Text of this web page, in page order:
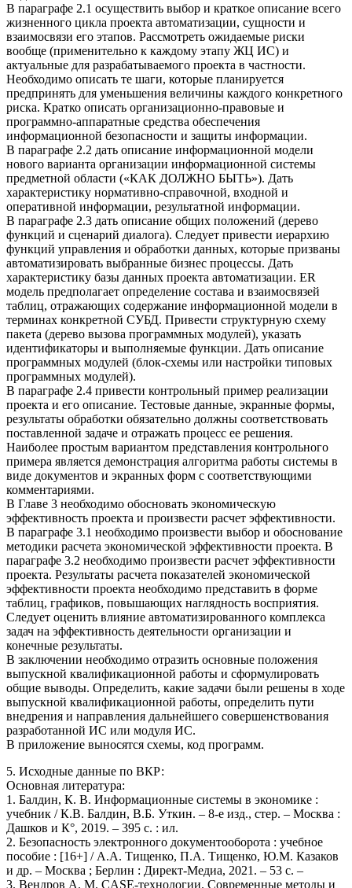
В параграфе 2.1 осуществить выбор и краткое описание всего
жизненного цикла проекта автоматизации, сущности и
взаимосвязи его этапов. Рассмотреть ожидаемые риски
вообще (применительно к каждому этапу ЖЦ ИС) и
актуальные для разрабатываемого проекта в частности.
Необходимо описать те шаги, которые планируется
предпринять для уменьшения величины каждого конкретного
риска. Кратко описать организационно-правовые и
программно-аппаратные средства обеспечения
информационной безопасности и защиты информации.
В параграфе 2.2 дать описание информационной модели
нового варианта организации информационной системы
предметной области («КАК ДОЛЖНО БЫТЬ»). Дать
характеристику нормативно-справочной, входной и
оперативной информации, результатной информации.
В параграфе 2.3 дать описание общих положений (дерево
функций и сценарий диалога). Следует привести иерархию
функций управления и обработки данных, которые призваны
автоматизировать выбранные бизнес процессы. Дать
характеристику базы данных проекта автоматизации. ER
модель предполагает определение состава и взаимосвязей
таблиц, отражающих содержание информационной модели в
терминах конкретной СУБД. Привести структурную схему
пакета (дерево вызова программных модулей), указать
идентификаторы и выполняемые функции. Дать описание
программных модулей (блок-схемы или настройки типовых
программных модулей).
В параграфе 2.4 привести контрольный пример реализации
проекта и его описание. Тестовые данные, экранные формы,
результаты обработки обязательно должны соответствовать
поставленной задаче и отражать процесс ее решения.
Наиболее простым вариантом представления контрольного
примера является демонстрация алгоритма работы системы в
виде документов и экранных форм с соответствующими
комментариями.
В Главе 3 необходимо обосновать экономическую
эффективность проекта и произвести расчет эффективности.
В параграфе 3.1 необходимо произвести выбор и обоснование
методики расчета экономической эффективности проекта. В
параграфе 3.2 необходимо произвести расчет эффективности
проекта. Результаты расчета показателей экономической
эффективности проекта необходимо представить в форме
таблиц, графиков, повышающих наглядность восприятия.
Следует оценить влияние автоматизированного комплекса
задач на эффективность деятельности организации и
конечные результаты.
В заключении необходимо отразить основные положения
выпускной квалификационной работы и сформулировать
общие выводы. Определить, какие задачи были решены в ходе
выпускной квалификационной работы, определить пути
внедрения и направления дальнейшего совершенствования
разработанной ИС или модуля ИС.
В приложение выносятся схемы, код программ.
5. Исходные данные по ВКР:
Основная литература:
1. Балдин, К. В. Информационные системы в экономике :
учебник / К.В. Балдин, В.Б. Уткин. – 8-е изд., стер. – Москва :
Дашков и К°, 2019. – 395 с. : ил.
2. Безопасность электронного документооборота : учебное
пособие : [16+] / А.А. Тищенко, П.А. Тищенко, Ю.М. Казаков
и др. – Москва ; Берлин : Директ-Медиа, 2021. – 53 с. –
3. Вендров А. М. CASE-технологии. Современные методы и